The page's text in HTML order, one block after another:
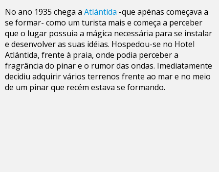
No ano 1935 chega a Atlántida -que apénas começava a
se formar- como um turista mais e começa a perceber
que o lugar possuia a mágica necessária para se instalar
e desenvolver as suas idéias. Hospedou-se no Hotel
Atlántida, frente à praia, onde podia perceber a
fragrância do pinar e o rumor das ondas. Imediatamente
decidiu adquirir vários terrenos frente ao mar e no meio
de um pinar que recém estava se formando.